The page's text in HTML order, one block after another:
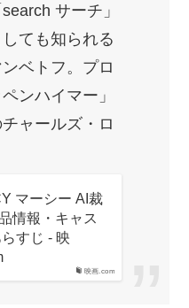
サーチ」
ても知られる
ベトフ。プロ
ンハイマー」
ャールズ・ロ
映画.com
マーシー AI裁
情報・キャス
らすじ - 映